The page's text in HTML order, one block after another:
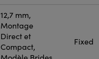
12,7 mm,
Montage
Direct et
Compact,
Fixed